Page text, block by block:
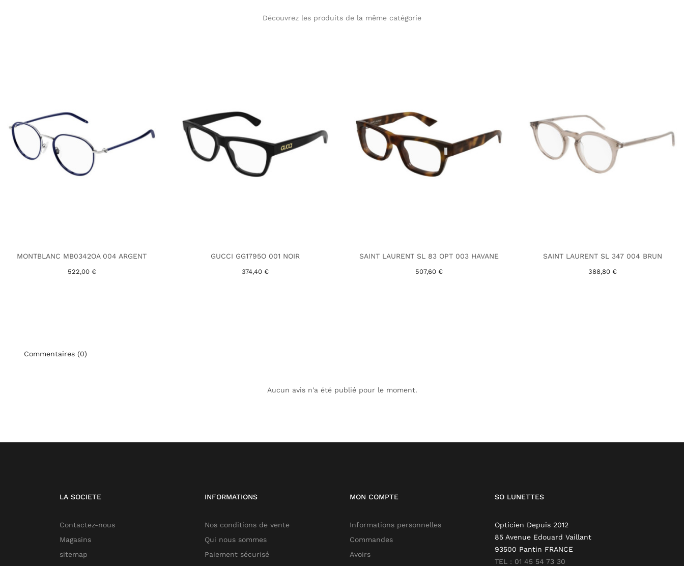
Découvrez les produits de la même catégorie
MONTBLANC MB0342OA 004 ARGENT
522,00 €
GUCCI GG1795O 001 NOIR
374,40 €
SAINT LAURENT SL 83 OPT 003 HAVANE
507,60 €
SAINT LAURENT SL 347 004 BRUN
388,80 €
Commentaires (0)
Aucun avis n'a été publié pour le moment.
LA SOCIETE
Contactez-nous
Magasins
sitemap
INFORMATIONS
Nos conditions de vente
Qui nous sommes
Paiement sécurisé
MON COMPTE
Informations personnelles
Commandes
Avoirs
SO LUNETTES
Opticien Depuis 2012
85 Avenue Edouard Vaillant
93500 Pantin FRANCE
TEL : 01 45 54 73 30